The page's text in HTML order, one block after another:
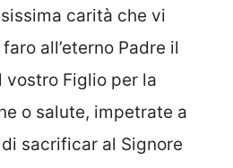
carità che vi
all’eterno Padre il
Figlio per la
o salute, impetrate a
sacrificar al Signore